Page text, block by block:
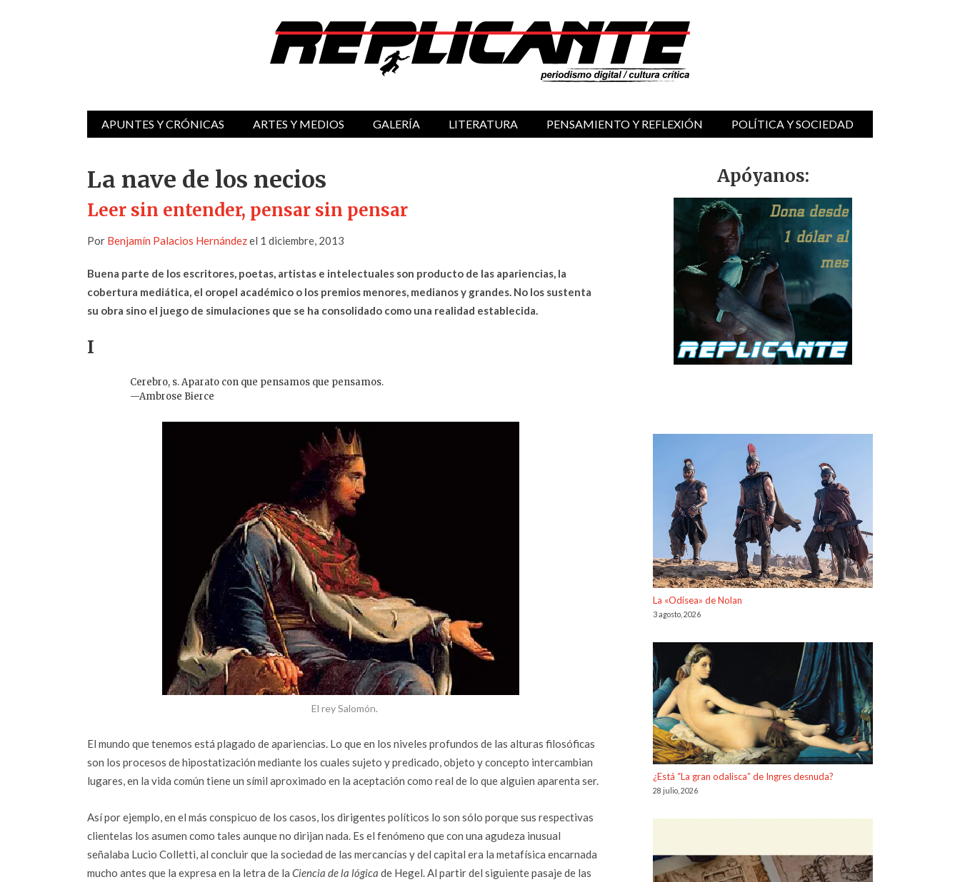
APUNTES Y CRÓNICAS ARTES Y MEDIOS GALERÍA LITERATURA PENSAMIENTO Y REFLEXIÓN POLÍTICA Y SOCIEDAD
La nave de los necios
Leer sin entender, pensar sin pensar
Por Benjamín Palacios Hernándezel 1 diciembre, 2013
Buena parte de los escritores, poetas, artistas e intelectuales son producto de las apariencias, la
cobertura mediática, el oropel académico o los premios menores, medianos y grandes. No los sustenta
su obra sino el juego de simulaciones que se ha consolidado como una realidad establecida.
I
Cerebro, s. Aparato con que pensamos que pensamos.
—Ambrose Bierce
El rey Salomón.
El mundo que tenemos está plagado de apariencias. Lo que en los niveles profundos de las alturas filosóficas
son los procesos de hipostatización mediante los cuales sujeto y predicado, objeto y concepto intercambian
lugares, en la vida común tiene un símil aproximado en la aceptación como real de lo que alguien aparenta ser.
Así por ejemplo, en el más conspicuo de los casos, los dirigentes políticos lo son sólo porque sus respectivas
clientelas los asumen como tales aunque no dirijan nada. Es el fenómeno que con una agudeza inusual
señalaba Lucio Colletti, al concluir que la sociedad de las mercancías y del capital era la metafísica encarnada
mucho antes que la expresa en la letra de la Ciencia de la lógica de Hegel. Al partir del siguiente pasaje de las
Apóyanos:
La «Odisea» de Nolan
3 agosto, 2026
¿Está “La gran odalisca” de Ingres desnuda?
28 julio, 2026